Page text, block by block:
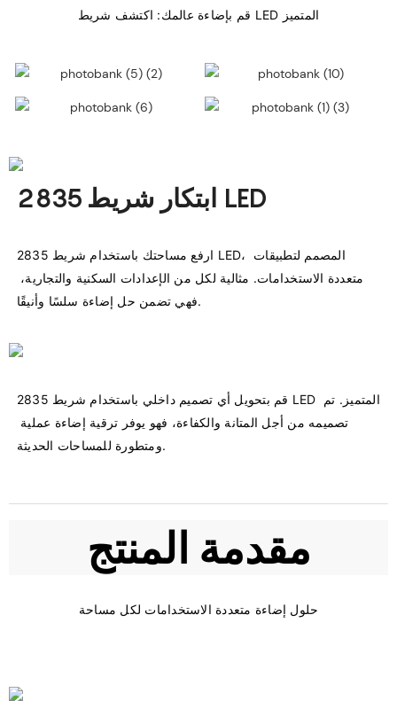
2835 ابتكار شريط LED
ارفع مساحتك باستخدام شريط 2835 LED، المصمم لتطبيقات
قم بتحويل أي تصميم داخلي باستخدام شريط 2835 LED المتميز. تم
مقدمة المنتج